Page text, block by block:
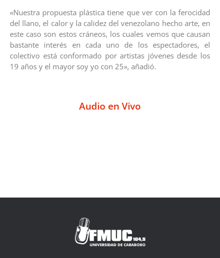
«Nuestra propuesta plástica tiene que ver con la ferocidad
del llano, el calor y la calidez del venezolano hecho arte, en
este caso son estos cráneos, los cuales vemos que causan
bastante interés en cada uno de los espectadores, el
colectivo está conformado por artistas jóvenes desde los
19 años y el mayor soy yo con 25», añadió.
Audio en Vivo